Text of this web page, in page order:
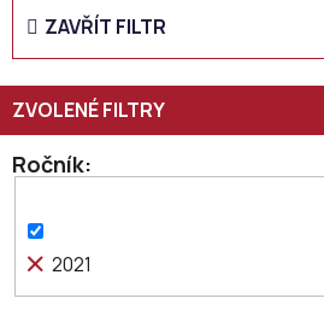
n
í
p
r
o
u
t
ZAVŘÍT FILTR
Ročník
2021